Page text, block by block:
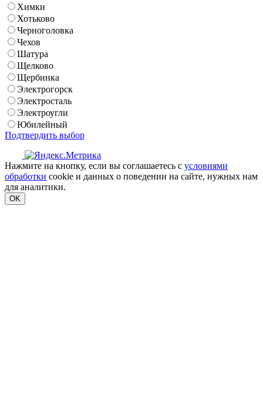
Химки
Хотьково
Черноголовка
Чехов
Шатура
Щелково
Щербинка
Электрогорск
Электросталь
Электроугли
Юбилейный
Подтвердить выбор
Нажмите на кнопку, если вы соглашаетесь с условиями
обработки cookie и данных о поведении на сайте, нужных нам
для аналитики.
OK